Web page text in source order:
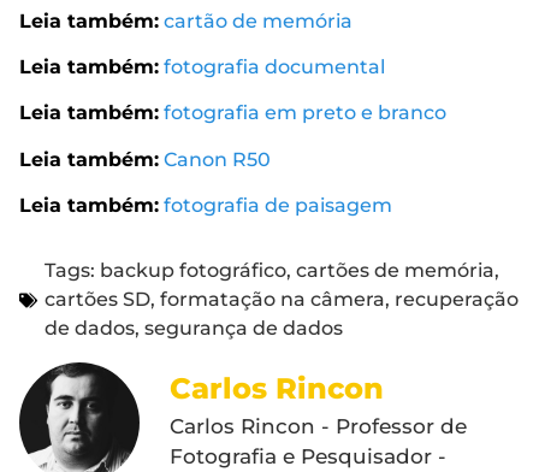
Leia também: cartão de memória
Leia também: fotografia documental
Leia também: fotografia em preto e branco
Leia também: Canon R50
Leia também: fotografia de paisagem
Tags: backup fotográfico, cartões de memória,
cartões SD, formatação na câmera, recuperação
de dados, segurança de dados
Carlos Rincon
Carlos Rincon - Professor de
Fotografia e Pesquisador -